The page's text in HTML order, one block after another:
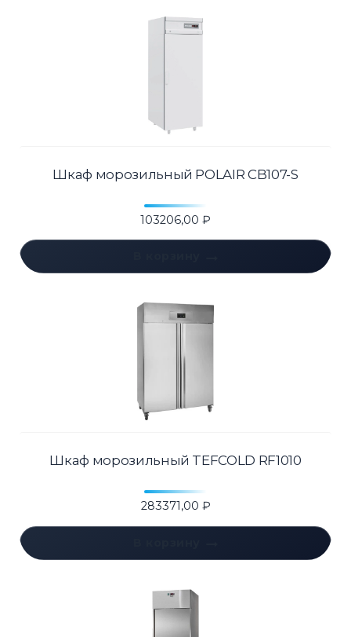
Шкаф морозильный POLAIR CB107-S
103206,00 ₽
Шкаф морозильный TEFCOLD RF1010
283371,00 ₽